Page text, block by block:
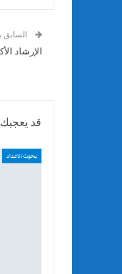
الإرشاد
قد
بحوث الاعداد